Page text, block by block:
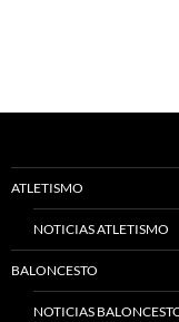
ATLETISMO
NOTICIAS ATLETISMO
BALONCESTO
NOTICIAS